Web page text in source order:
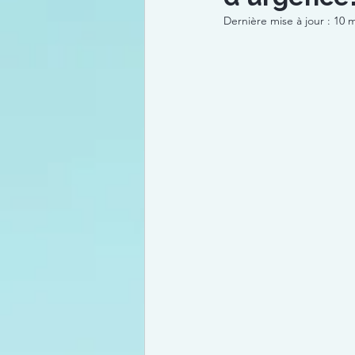
Dernière mise à jour : 10